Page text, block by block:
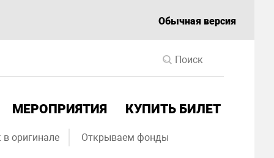
Обычная версия
МЕРОПРИЯТИЯ КУПИТЬ БИЛЕТ
оригинале Открываем фонды